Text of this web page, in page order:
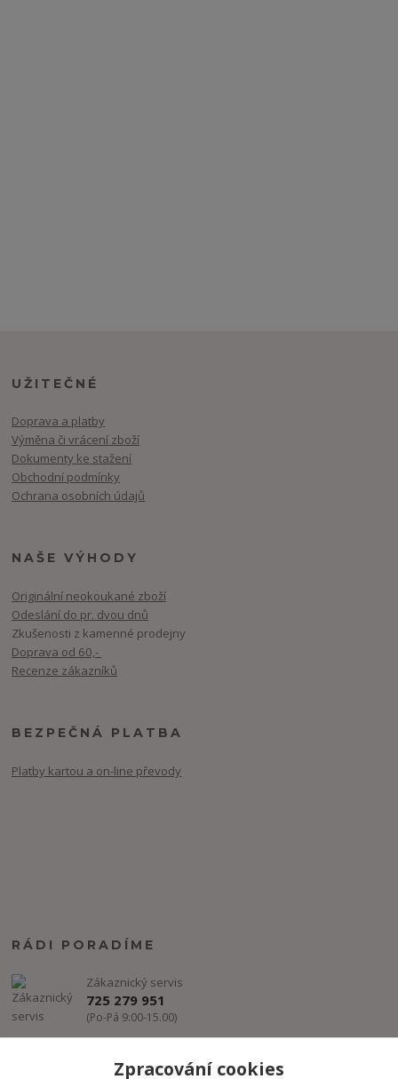
UŽITEČNÉ
Doprava a platby
Výměna či vrácení zboží
Dokumenty ke stažení
Obchodní podmínky
Ochrana osobních údajů
NAŠE VÝHODY
Originální neokoukané zboží
Odeslání do pr. dvou dnů
Zkušenosti z kamenné prodejny
Doprava od 60,-
Recenze zákazníků
BEZPEČNÁ PLATBA
Platby kartou a on-line převody
RÁDI PORADÍME
Zákaznický servis
725 279 951
(Po-Pá 9:00-15.00)
Zpracování cookies